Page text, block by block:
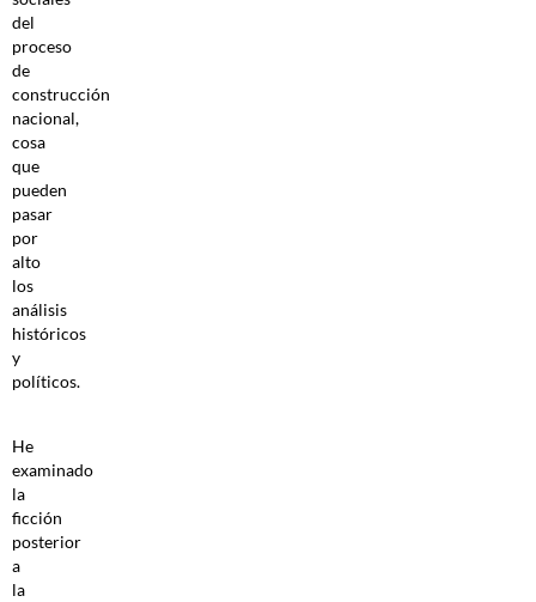
del
proceso
de
construcción
nacional,
cosa
que
pueden
pasar
por
alto
los
análisis
históricos
y
políticos.
He
examinado
la
ficción
posterior
a
la